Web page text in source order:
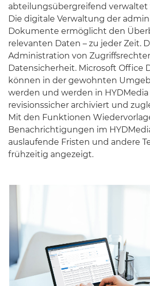
abteilungsübergreifend verwaltet
Die digitale Verwaltung der
Dokumente ermöglicht den
relevanten Daten – zu jeder Zeit.
Administration von
Datensicherheit. Microsoft Office
können in der gewohnten
werden und werden in HYDMedia
revisionssicher archiviert und
Mit den Funktionen
Benachrichtigungen im
auslaufende Fristen und andere
frühzeitig angezeigt.